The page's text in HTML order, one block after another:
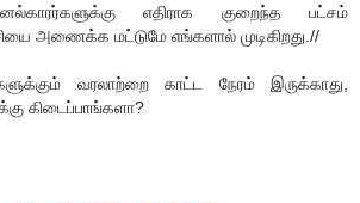
எதிராக குறைந்த பட்சம்
அணைக்க மட்டுமே எங்களால் முடிகிறது.//
வரலாற்றை காட்ட நேரம் இருக்காது,
கிடைப்பாங்களா?